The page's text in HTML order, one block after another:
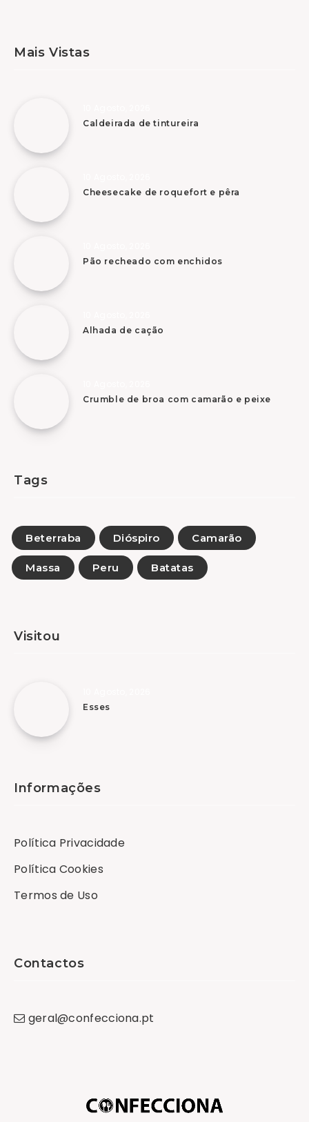
Mais Vistas
Caldeirada de tintureira
Cheesecake de roquefort e pêra
Pão recheado com enchidos
Alhada de cação
Crumble de broa com camarão e peixe
Tags
Beterraba Dióspiro Camarão
Massa Peru Batatas
Visitou
Esses
Informações
Política Privacidade
Política Cookies
Termos de Uso
Contactos
geral@confecciona.pt